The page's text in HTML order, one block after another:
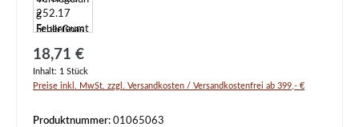
Regulärer Preis:
18,71 €
Inhalt: 1 Stück
Preise inkl. MwSt. zzgl. Versandkosten / Versandkostenfrei ab 399,- €
Produktnummer: 01065063